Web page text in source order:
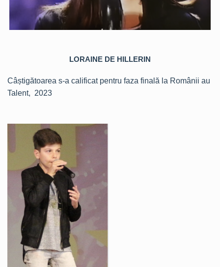
LORAINE DE HILLERIN
Câștigătoarea s-a calificat pentru faza finală la Românii au
Talent, 2023